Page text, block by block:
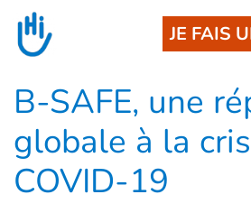
Goto main content
JE FAIS
B-SAFE, une
globale à la
COVID-19